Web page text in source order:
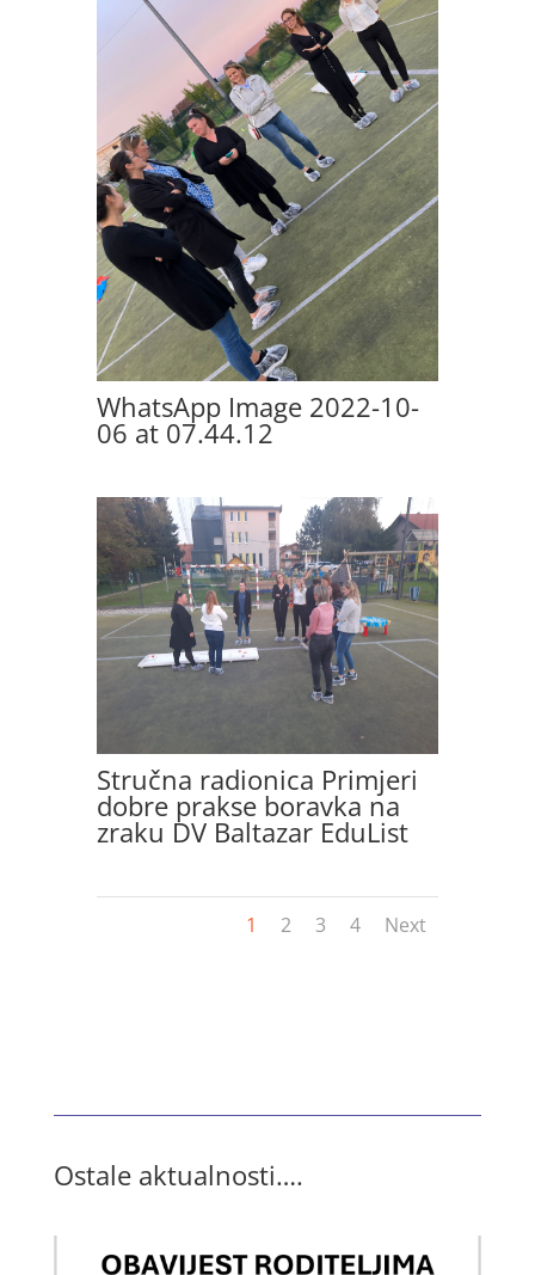
WhatsApp Image 2022-10-
06 at 07.44.12
Stručna radionica Primjeri
dobre prakse boravka na
zraku DV Baltazar EduList
1 2 3 4 Next
Ostale aktualnosti….